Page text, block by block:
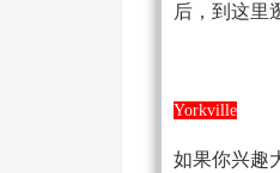
后，到这里
Yorkville
如果你兴趣